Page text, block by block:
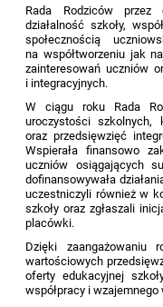
Rada Rodziców przez
działalność szkoły,
społecznością
na współtworzeniu jak
zainteresowań uczniów
i integracyjnych.
W ciągu roku Rada
uroczystości szkolnych,
oraz przedsięwzięć
Wspierała finansowo
uczniów osiągających
dofinansowywała
uczestniczyli również w
szkoły oraz zgłaszali
placówki.
Dzięki zaangażowaniu
wartościowych
oferty edukacyjnej
współpracy i wzajemnego